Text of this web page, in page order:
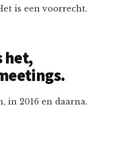
is een voorrecht.
het,
in 2016 en daarna.